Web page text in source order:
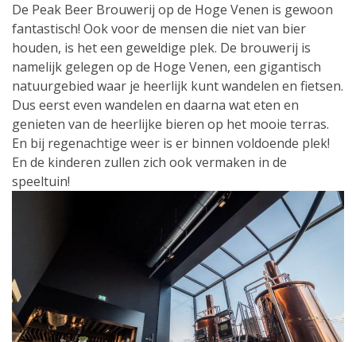
De Peak Beer Brouwerij op de Hoge Venen is gewoon
fantastisch! Ook voor de mensen die niet van bier
houden, is het een geweldige plek. De brouwerij is
namelijk gelegen op de Hoge Venen, een gigantisch
natuurgebied waar je heerlijk kunt wandelen en fietsen.
Dus eerst even wandelen en daarna wat eten en
genieten van de heerlijke bieren op het mooie terras.
En bij regenachtige weer is er binnen voldoende plek!
En de kinderen zullen zich ook vermaken in de
speeltuin!